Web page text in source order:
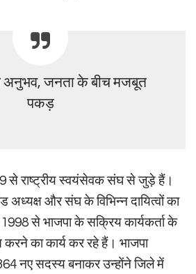
अनुभव, जनता के बीच मजबूत
पकड़
से राष्ट्रीय स्वयंसेवक संघ से जुड़े हैं।
अध्यक्ष और संघ के विभिन्न दायित्वों का
1998 से भाजपा के सक्रिय कार्यकर्ता के
का कार्य कर रहे हैं। भाजपा
नए सदस्य बनाकर उन्होंने जिले में